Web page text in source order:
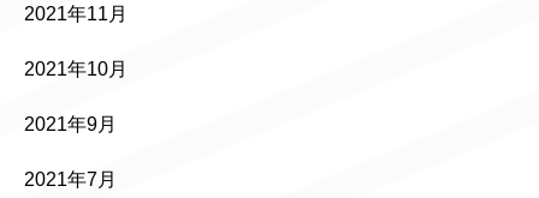
2021年11月
2021年10月
2021年9月
2021年7月